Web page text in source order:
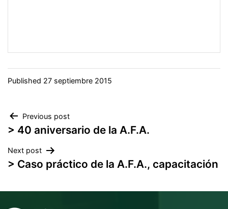
Published 27 septiembre 2015
Navegación
de
entradas
Previous post
> 40 aniversario de la A.F.A.
Next post
> Caso práctico de la A.F.A., capacitación